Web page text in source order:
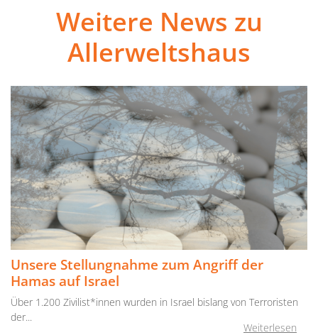
Weitere News zu
Allerweltshaus
Unsere Stellungnahme zum Angriff der
Hamas auf Israel
Über 1.200 Zivilist*innen wurden in Israel bislang von Terroristen
der...
Weiterlesen